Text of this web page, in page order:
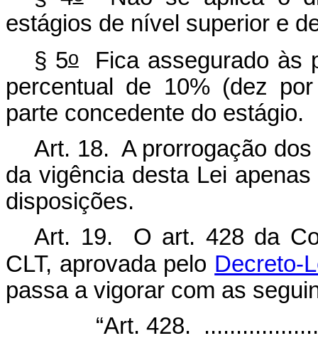
estágios de nível superior e
§ 5oFica assegurado às
percentual de 10% (dez
parte concedente do estágio.
Art. 18. A prorrogação
da vigência desta Lei
disposições.
Art. 19. O art. 428 da
CLT, aprovada pelo Decreto-
passa a vigorar com as
“Art. 428.